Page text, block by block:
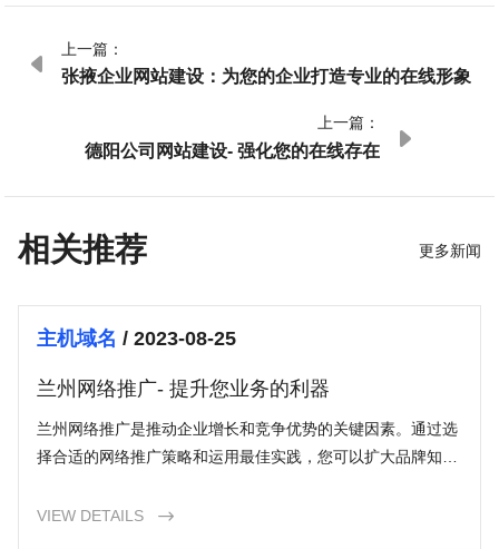

上一篇：
张掖企业网站建设：为您的企业打造专业的在线形象
上一篇：
德阳公司网站建设- 强化您的在线存在

相关推荐 更多新闻
主机域名/ 2023-08-25
兰州网络推广- 提升您业务的利器
兰州网络推广是推动企业增长和竞争优势的关键因素。通过选
择合适的网络推广策略和运用最佳实践，您可以扩大品牌知名
的互动，并定期进行优化和改进，将帮助您在兰州网络推广中
VIEW DETAILS 